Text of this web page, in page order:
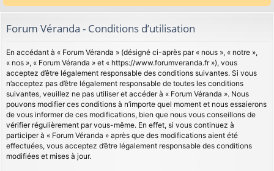
r
Forum Véranda - Conditions d’utilisation
En accédant à « Forum Véranda » (désigné ci-après par « nous », « notre »,
« nos », « Forum Véranda » et « https://www.forumveranda.fr »), vous
acceptez d’être légalement responsable des conditions suivantes. Si vous
n’acceptez pas d’être légalement responsable de toutes les conditions
suivantes, veuillez ne pas utiliser et accéder à « Forum Véranda ». Nous
pouvons modifier ces conditions à n’importe quel moment et nous essaierons
de vous informer de ces modifications, bien que nous vous conseillons de
vérifier régulièrement par vous-même. En effet, si vous continuez à
participer à « Forum Véranda » après que des modifications aient été
effectuées, vous acceptez d’être légalement responsable des conditions
modifiées et mises à jour.